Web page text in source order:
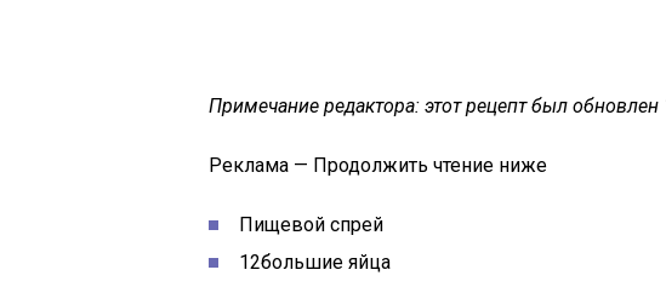
Примечание редактора: этот рецепт был
Реклама — Продолжить чтение ниже
Пищевой спрей
12большие яйца